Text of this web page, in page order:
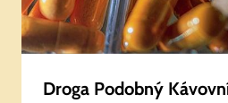
Droga Podobný